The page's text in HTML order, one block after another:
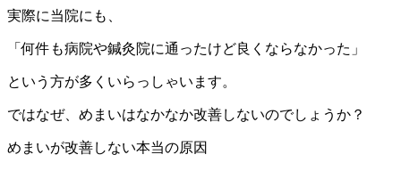
実際に当院にも、
「何件も病院や鍼灸院に通ったけど良くならなかった」
という方が多くいらっしゃいます。
ではなぜ、めまいはなかなか改善しないのでしょうか？
めまいが改善しない本当の原因